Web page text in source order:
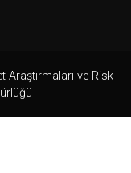
Araştırmaları ve Risk